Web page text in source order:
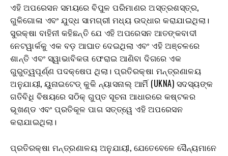
ଏହି ଅପରେସନ ସମୟରେ ବିପୁଳ ପରିମାଣର ଅସ୍ତ୍ରଶସ୍ତ୍ର,
ଗୁଳିଗୋଳା ଏବଂ ଯୁଦ୍ଧ ସାମଗ୍ରୀ ମଧ୍ୟ ଉଦ୍ଧାର କରାଯାଇଥିଲା।
ସୁରକ୍ଷା ବାହିନୀ କହିଛନ୍ତି ଯେ ଏହି ଅପରେସନ ଆତଙ୍କବାଦୀ
ନେଟୱାର୍କକୁ ଏକ ବଡ଼ ଆଘାତ ଦେଇଥିଲା ଏବଂ ଏହି ଅଞ୍ଚଳରେ
ଶାନ୍ତି ଏବଂ ସ୍ୱାଭାବିକତା ଫେରାଇ ଆଣିବା ଦିଗରେ ଏକ
ଗୁରୁତ୍ୱପୂର୍ଣ୍ଣ ପଦକ୍ଷେପ ଥିଲା। ପ୍ରତିରକ୍ଷା ମନ୍ତ୍ରଣାଳୟ
ଅନୁଯାୟୀ, ୟୁନାଇଟେଡ୍ କୁକି ନ୍ୟାସନାଲ୍ ଆର୍ମି (UKNA) ସଦସ୍ୟଙ୍କ
ଗତିବିଧି ବିଷୟରେ ସଠିକ୍ ଗୁପ୍ତ ସୂଚନା ଆଧାରରେ କଷ୍ଟକର
ଭୂଖଣ୍ଡ ଏବଂ ପ୍ରତିକୂଳ ପାଗ ସତ୍ତ୍ୱେ ଏହି ଅପରେସନ
କରାଯାଇଥିଲା।
ପ୍ରତିରକ୍ଷା ମନ୍ତ୍ରଣାଳୟ ଅନୁଯାୟୀ, ଯେତେବେଳେ ସୈନ୍ୟମାନେ